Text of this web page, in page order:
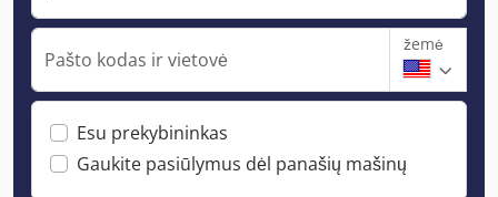
Pašto kodas ir vietovė
žemė
Esu prekybininkas
Gaukite pasiūlymus dėl panašių mašinų